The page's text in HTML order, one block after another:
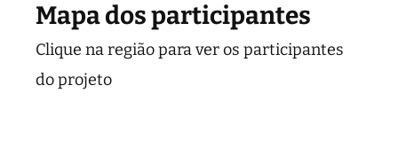
Mapa dos participantes
Clique na região para ver os participantes
do projeto